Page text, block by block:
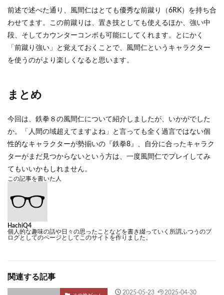
前述で述べた通り、風間仁はとても優秀な前蹴り（6RK）を持ち合
わせてます。この前蹴りは、置き技としても使えるほか、強い中
段、そしてカウンターコンボも可能にしてくれます。とにかく
「前蹴り強い」と覚えておくことで、風間仁というキャラクター
を使うのがより楽しくなると思います。
まとめ
今回は、鉄拳８の風間仁について紹介しましたが、いかがでした
か。「人間の域超えてますよね」と言っても全く過言ではない個
性的なキャラクターが勢揃いの『鉄拳8』、自分に合ったキャラク
ターがまだ見つからないという方は、一度風間仁でプレイしてみ
てもいいかもしれません。
この記事を書いた人
HachiQ4
個人的な趣味の話や日々の思ったことなどを書き綴っていく所謂ふつうのブ
ログとしてのページとしてこのサイトを作りました。
関連する記事
2025-05-23 2025-04-30